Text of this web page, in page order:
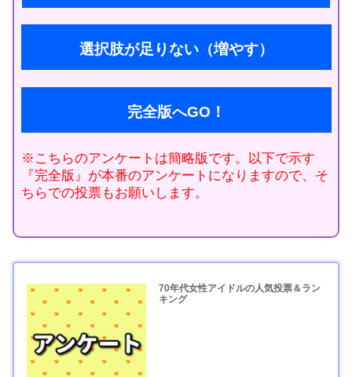
選択肢が足りない（増やす）
完全版へGO！
※こちらのアンケートは簡略版です。以下で示す
『完全版』が本番のアンケートになりますので、そ
ちらでの投票もお願いします。
70年代女性アイドルの人気投票＆ラン
キング